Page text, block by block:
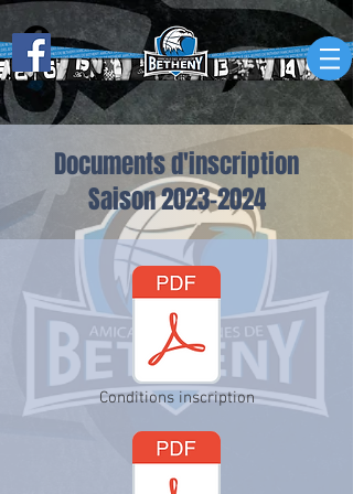
Documents d'inscription
Saison2023-2024
Conditions inscription